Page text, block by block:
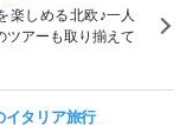
楽しめる北欧♪一人
ツアーも取り揃えて
イタリア旅行